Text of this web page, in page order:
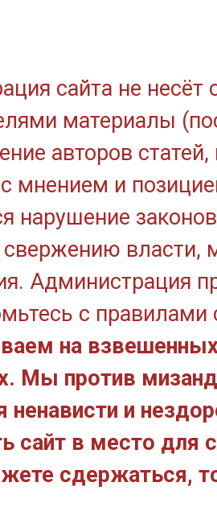
сайта не
материалы
авторов
мнением и
нарушение
власти,
Администрация
с правилами
на
Мы против
ненависти и
сайт в место для
сдержаться,